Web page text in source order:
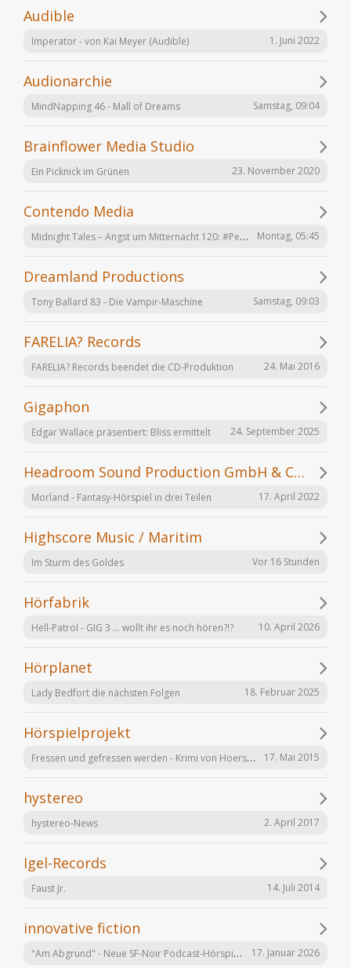
Audible
Imperator - von Kai Meyer (Audible) 1. Juni 2022
Audionarchie
MindNapping 46 - Mall of Dreams Samstag, 09:04
Brainflower Media Studio
Ein Picknick im Grünen 23. November 2020
Contendo Media
Midnight Tales – Angst um Mitternacht 120: #Penizitas ist real! (VÖ 7. August 2026) Montag, 05:45
Dreamland Productions
Tony Ballard 83 - Die Vampir-Maschine Samstag, 09:03
FARELIA? Records
FARELIA? Records beendet die CD-Produktion 24. Mai 2016
Gigaphon
Edgar Wallace präsentiert: Bliss ermittelt 24. September 2025
Headroom Sound Production GmbH & Co. KG
Morland - Fantasy-Hörspiel in drei Teilen 17. April 2022
Highscore Music / Maritim
Im Sturm des Goldes Vor 16 Stunden
Hörfabrik
Hell-Patrol - GIG 3 ... wollt ihr es noch hören?!? 10. April 2026
Hörplanet
Lady Bedfort die nächsten Folgen 18. Februar 2025
Hörspielprojekt
Fressen und gefressen werden - Krimi von Hoerspielprojekt.de 17. Mai 2015
hystereo
hystereo-News 2. April 2017
Igel-Records
Faust Jr. 14. Juli 2014
innovative fiction
"Am Abgrund" - Neue SF-Noir Podcast-Hörspielserie 17. Januar 2026